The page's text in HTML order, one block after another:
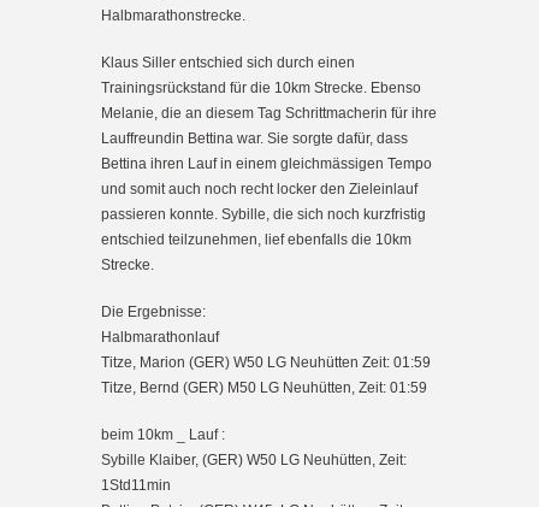
Halbmarathonstrecke.
Klaus Siller entschied sich durch einen
Trainingsrückstand für die 10km Strecke. Ebenso
Melanie, die an diesem Tag Schrittmacherin für ihre
Lauffreundin Bettina war. Sie sorgte dafür, dass
Bettina ihren Lauf in einem gleichmässigen Tempo
und somit auch noch recht locker den Zieleinlauf
passieren konnte. Sybille, die sich noch kurzfristig
entschied teilzunehmen, lief ebenfalls die 10km
Strecke.
Die Ergebnisse:
Halbmarathonlauf
Titze, Marion (GER) W50 LG Neuhütten Zeit: 01:59
Titze, Bernd (GER) M50 LG Neuhütten, Zeit: 01:59
beim 10km _ Lauf :
Sybille Klaiber, (GER) W50 LG Neuhütten, Zeit:
1Std11min